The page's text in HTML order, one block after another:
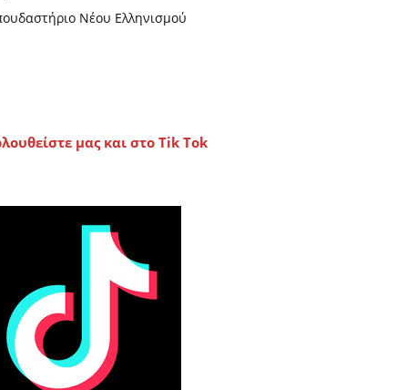
Νέου Ελληνισμού
μας και στο Tik Tok